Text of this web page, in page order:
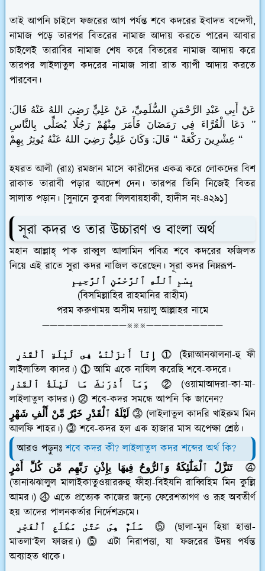
তাই আপনি চাইলে ফজরের আগ পর্যন্ত শবে কদরের ইবাদত বন্দেগী,
নামাজ পড়ে তারপর বিতরের নামাজ আদায় করতে পারেন আবার
চাইলেই তারাবির নামাজ শেষ করে বিতরের নামাজ আদায় করে
তারপর লাইলাতুল কদরের নামাজ সারা রাত ব্যাপী আদায় করতে
পারবেন।
عَنْ أَبِي عَبْدِ الرَّحْمَنِ السُّلَمِيِّ، عَنْ عَلِيٍّ رَضِيَ اللهُ عَنْهُ قَالَ:
” دَعَا الْقُرَّاءَ فِي رَمَضَانَ فَأَمَرَ مِنْهُمْ رَجُلًا يُصَلِّي بِالنَّاسِ
عِشْرِينَ رَكْعَةً “ قَالَ: وَكَانَ عَلِيٌّ رَضِيَ اللهُ عَنْهُ يُوتِرُ بِهِمْ “
হযরত আলী (রাঃ) রমজান মাসে কারীদের একত্র করে লোকদের বিশ
রাকাত তারাবী পড়ার আদেশ দেন। তারপর তিনি নিজেই বিতর
সালাত পড়ান। [সুনানে কুবরা লিলবায়হাকী, হাদীস নং-৪২৯১]
সূরা কদর ও তার উচ্চারণ ও বাংলা অর্থ
মহান আল্লাহ্‌ পাক রাব্বুল আলামিন পবিত্র শবে কদরের ফজিলত
নিয়ে এই রাতে সুরা কদর নাজিল করেছেন। সূরা কদর নিম্নরূপ-
بِسْمِ ٱللَّٰهِ ٱلرَّحْمَٰنِ ٱلرَّحِيمِ
(বিসমিল্লাহির রাহমানির রাহীম)
পরম করুণাময় অসীম দয়ালু আল্লাহর নামে‎‎
———————————※※※——————————
إِنَّآ أَنزَلْنَٰهُ فِى لَيْلَةِ ٱلْقَدْرِ ⓵ (ইন্নাআনঝালনা-হু ফী
লাইলাতিল কাদর।) ⓵ আমি একে নাযিল করেছি শবে-কদরে।
⓶ (ওয়ামাআদরা-কা-মা-
লাইলাতুল কাদর।) ⓶ শবে-কদর সমন্ধে আপনি কি জানেন?
⓷ (লাইলাতুল কাদরি খাইরুম মিন
আলফি শাহর।) ⓷ শবে-কদর হল এক হাজার মাস অপেক্ষা শ্রেষ্ঠ।
আরও পড়ুনঃশবে কদর কী? লাইলাতুল কদর শব্দের অর্থ কি?
تَنَزَّلُ ٱلْمَلَٰٓئِكَةُ وَٱلرُّوحُ فِيهَا بِإِذْنِ رَبِّهِم مِّن كُلِّ أَمْرٍ
⓸
(তানাঝঝালুল মালাইকাতুওয়াররুহু ফীহা-বিইযনি রাব্বিহিম মিন কুল্লি
আমর।) ⓸ এতে প্রত্যেক কাজের জন্যে ফেরেশতাগণ ও রূহ অবতীর্ণ
হয় তাদের পালনকর্তার নির্দেশক্রমে।
سَلَٰمٌ هِىَ حَتَّىٰ مَطْلَعِ ٱلْفَجْرِ⓹ (ছালা-মুন হিয়া হাত্তা-
মাতলা‘ইল ফাজর।) ⓹ এটা নিরাপত্তা, যা ফজরের উদয় পর্যন্ত
অব্যাহত থাকে।